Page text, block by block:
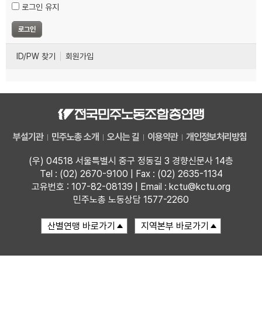
로그인 유지
ID/PW 찾기 회원가입
부설기관 민주노총 소개 오시는 길 이용약관 개인정보처리방침
(우) 04518 서울특별시 중구 정동길 3 경향신문사 14층
Tel : (02) 2670-9100 | Fax : (02) 2635-1134
고유번호 : 107-82-08139 | Email : kctu@kctu.org
민주노총 노동상담 1577-2260
업무